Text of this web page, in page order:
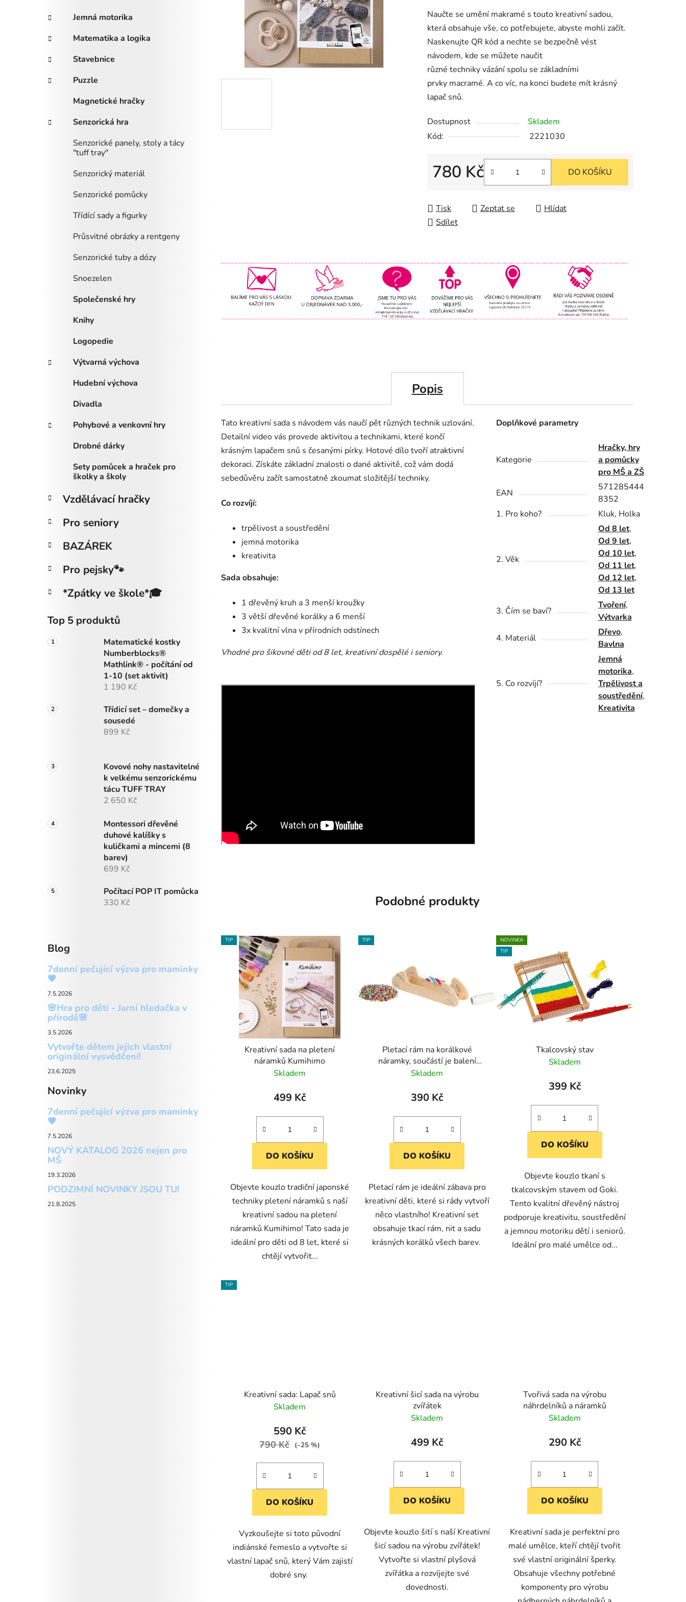
n
n
p
a
e
e
Jemná motorika
Matematika a logika
Stavebnice
Puzzle
Magnetické hračky
Senzorická hra
Senzorické panely, stoly a tácy
"tuff tray"
Senzorický materiál
Senzorické pomůcky
Třídící sady a figurky
Průsvitné obrázky a rentgeny
Senzorické tuby a dózy
Snoezelen
Společenské hry
Knihy
Logopedie
Výtvarná výchova
Hudební výchova
Divadla
Pohybové a venkovní hry
Drobné dárky
Sety pomůcek a hraček pro
školky a školy
Vzdělávací hračky
Pro seniory
BAZÁREK
Pro pejsky🐾
*Zpátky ve škole*🎓
Top 5 produktů
Matematické kostky
Numberblocks®
Mathlink® - počítání od
1-10 (set aktivit)
1 190 Kč
Třídicí set – domečky a
sousedé
899 Kč
Kovové nohy nastavitelné
k velkému senzorickému
tácu TUFF TRAY
2 650 Kč
Montessori dřevěné
duhové kalíšky s
kuličkami a mincemi (8
barev)
699 Kč
Počítací POP IT pomůcka
330 Kč
Blog
7denní pečující výzva pro maminky
💗
7.5.2026
🌸Hra pro děti - Jarní hledačka v
přírodě🌸
3.5.2026
Vytvořte dětem jejich vlastní
originální vysvědčení!
23.6.2025
Novinky
7denní pečující výzva pro maminky
💗
7.5.2026
NOVÝ KATALOG 2026 nejen pro
MŠ
19.3.2026
PODZIMNÍ NOVINKY JSOU TU!
21.8.2025
je
0,0
z
5
hvězdiček.
Naučte se umění makramé s touto kreativní sadou,
která obsahuje vše, co potřebujete, abyste mohli začít.
Naskenujte QR kód a nechte se bezpečně vést
návodem, kde se můžete naučit
různé techniky vázání spolu se základními
prvky macramé. A co víc, na konci budete mít krásný
lapač snů.
Dostupnost
Skladem
Kód:
2221030
780 Kč DO KOŠÍKU
Tisk Zeptat se
Hlídat
Sdílet
Popis
Tato kreativní sada s návodem vás naučí pět různých technik uzlování.
Detailní video vás provede aktivitou a technikami, které končí
krásným lapačem snů s česanými pírky. Hotové dílo tvoří atraktivní
dekoraci. Získáte základní znalosti o dané aktivitě, což vám dodá
sebedůvěru začít samostatně zkoumat složitější techniky.
Co rozvíjí:
trpělivost a soustředění
jemná motorika
kreativita
Sada obsahuje:
1 dřevěný kruh a 3 menší kroužky
3 větší dřevěné korálky a 6 menší
3x kvalitní vlna v přírodních odstínech
Vhodné pro šikovné děti od 8 let, kreativní dospělé i seniory.
Doplňkové parametry
Kategorie
Hračky, hry
a pomůcky
pro MŠ a ZŠ
EAN
571285444
8352
1. Pro koho?
Kluk, Holka
2. Věk
Od 8 let,
Od 9 let,
Od 10 let,
Od 11 let,
Od 12 let,
Od 13 let
3. Čím se baví?
Tvoření,
Výtvarka
4. Materiál
Dřevo,
Bavlna
5. Co rozvíjí?
Jemná
motorika,
Trpělivost a
soustředění,
Kreativita
Podobné produkty
TIP
Kreativní sada na pletení
náramků Kumihimo
Skladem
499 Kč
DO KOŠÍKU
Objevte kouzlo tradiční japonské
techniky pletení náramků s naší
kreativní sadou na pletení
náramků Kumihimo! Tato sada je
ideální pro děti od 8 let, které si
chtějí vytvořit...
TIP
Pletací rám na korálkové
náramky, součástí je balení
korálků a nit
Skladem
390 Kč
DO KOŠÍKU
Pletací rám je ideální zábava pro
kreativní děti, které si rády vytvoří
něco vlastního! Kreativní set
obsahuje tkací rám, nit a sadu
krásných korálků všech barev.
NOVINKA
TIP
Tkalcovský stav
Skladem
399 Kč
DO KOŠÍKU
Objevte kouzlo tkaní s
tkalcovským stavem od Goki.
Tento kvalitní dřevěný nástroj
podporuje kreativitu, soustředění
a jemnou motoriku dětí i seniorů.
Ideální pro malé umělce od...
TIP
Kreativní sada: Lapač snů
Skladem
590 Kč
790 Kč (–25 %)
DO KOŠÍKU
Vyzkoušejte si toto původní
indiánské řemeslo a vytvořte si
vlastní lapač snů, který Vám zajistí
dobré sny.
Kreativní šicí sada na výrobu
zvířátek
Skladem
499 Kč
DO KOŠÍKU
Objevte kouzlo šití s naší Kreativní
šicí sadou na výrobu zvířátek!
Vytvořte si vlastní plyšová
zvířátka a rozvíjejte své
dovednosti.
Tvořivá sada na výrobu
náhrdelníků a náramků
Skladem
290 Kč
DO KOŠÍKU
Kreativní sada je perfektní pro
malé umělce, kteří chtějí tvořit
své vlastní originální šperky.
Obsahuje všechny potřebné
komponenty pro výrobu